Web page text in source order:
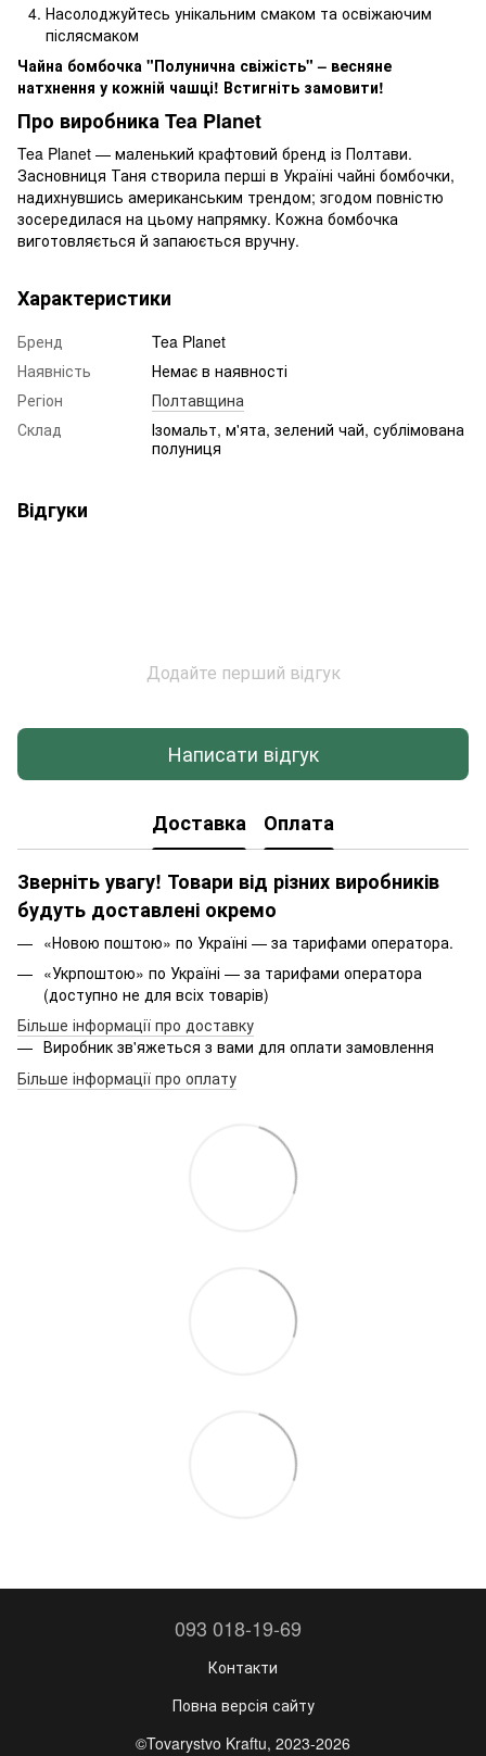
Насолоджуйтесь унікальним смаком та освіжаючим
післясмаком
Чайна бомбочка "Полунична свіжість" – весняне
натхнення у кожній чашці! Встигніть замовити!
Про виробника Tea Planet
Tea Planet — маленький крафтовий бренд із Полтави.
Засновниця Таня створила перші в Україні чайні бомбочки,
надихнувшись американським трендом; згодом повністю
зосередилася на цьому напрямку. Кожна бомбочка
виготовляється й запаюється вручну.
Характеристики
Бренд
Tea Planet
Наявність
Немає в наявності
Регіон
Полтавщина
Склад
Ізомальт, м'ята, зелений чай, сублімована
полуниця
Відгуки
Додайте перший відгук
Написати відгук
Доставка Оплата
Зверніть увагу! Товари від різних виробників
будуть доставлені окремо
«Новою поштою» по Україні — за тарифами оператора.
«Укрпоштою» по Україні — за тарифами оператора
(доступно не для всіх товарів)
Більше інформації про доставку
Виробник зв'яжеться з вами для оплати замовлення
Більше інформації про оплату
093 018-19-69
Контакти
Повна версія сайту
©Tovarystvo Kraftu, 2023-2026